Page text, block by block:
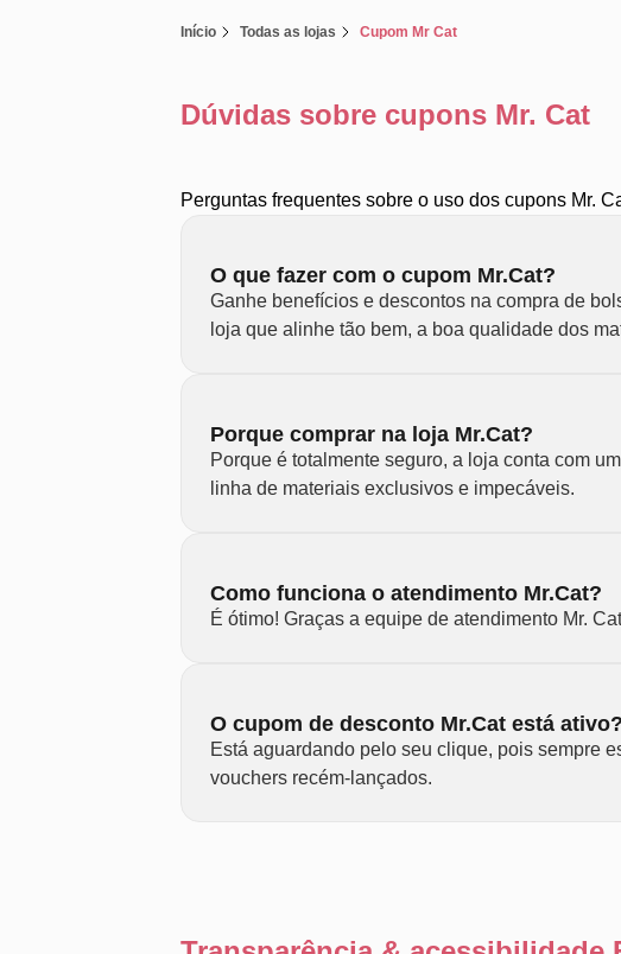
Início Todas as lojas Cupom Mr Cat
Dúvidas sobre cupons Mr. Cat
Perguntas frequentes sobre o uso dos cupons Mr.
O que fazer com o cupom Mr.Cat?
Ganhe benefícios e descontos na compra de
loja que alinhe tão bem, a boa qualidade dos
Porque comprar na loja Mr.Cat?
Porque é totalmente seguro, a loja conta com
linha de materiais exclusivos e impecáveis.
Como funciona o atendimento Mr.Cat?
É ótimo! Graças a equipe de atendimento Mr.
O cupom de desconto Mr.Cat está ativo?
Está aguardando pelo seu clique, pois sempre
vouchers recém-lançados.